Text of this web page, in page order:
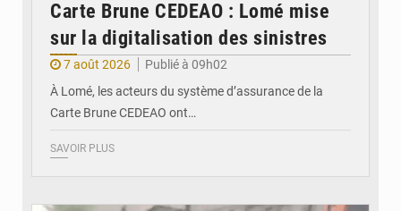
Carte Brune CEDEAO : Lomé mise
sur la digitalisation des sinistres
7 août 2026
Publié à 09h02
À Lomé, les acteurs du système d’assurance de la
Carte Brune CEDEAO ont…
SAVOIR PLUS